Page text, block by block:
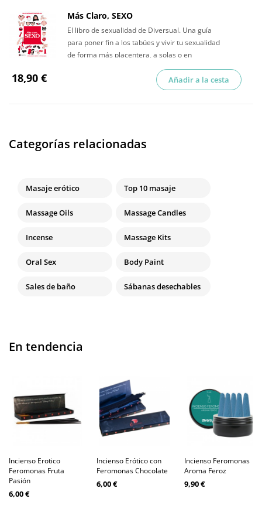
Más Claro, SEXO
El libro de sexualidad de Diversual. Una guía
para poner fin a los tabúes y vivir tu sexualidad
de forma más placentera, a solas o en
18,90 € Añadir a la cesta
Categorías relacionadas
Masaje erótico Top 10 masaje
Massage Oils Massage Candles
Incense Massage Kits
Oral Sex Body Paint
Sales de baño Sábanas desechables
En tendencia
Incienso Erotico
Feromonas Fruta
Pasión
6,00 €
Incienso Erótico con
Feromonas Chocolate
6,00 €
Incienso Feromonas
Aroma Feroz
9,90 €